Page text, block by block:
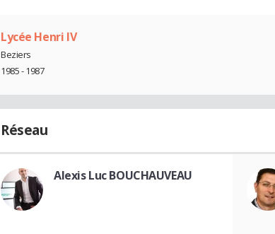
Lycée Henri IV
Beziers
1985 - 1987
Réseau
Alexis Luc BOUCHAUVEAU